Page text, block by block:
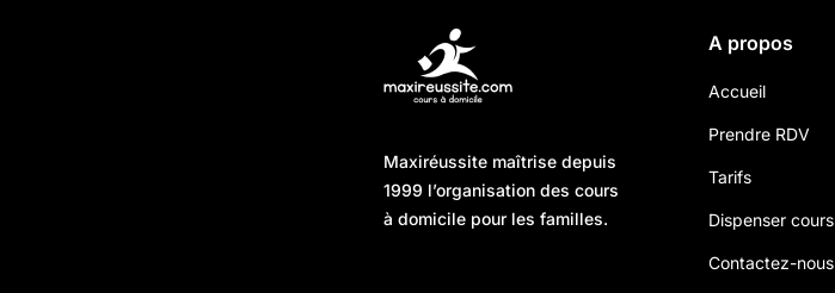
Maxiréussite maîtrise depuis
1999 l’organisation des cours
à domicile pour les familles.
A propos
Accueil
Prendre RDV
Tarifs
Dispenser cours
Contactez-nous